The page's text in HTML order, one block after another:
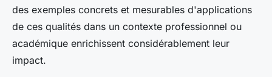
des exemples concrets et mesurables d'applications
de ces qualités dans un contexte professionnel ou
académique enrichissent considérablement leur
impact.